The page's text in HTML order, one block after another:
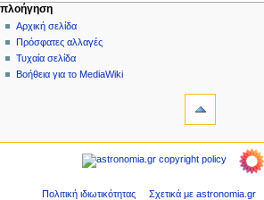
Μ
ε
ν
ο
ο
ενέργειες σελίδας
σελίδα
συζήτηση
ανάγνωση
προβολή
προσωπικά εργαλεία
δημιουργία
λογαριασμού
σύνδεση
πλοήγηση
Αρχική σελίδα
Πρόσφατες αλλαγές
Τυχαία σελίδα
Βοήθεια για το MediaWiki
πλοήγηση
ΠρόσφατεςΠολιτική ιδιωτικότητας Σχετικά με astronomia.gr